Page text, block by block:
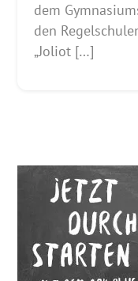
dem
den
„Joliot […]